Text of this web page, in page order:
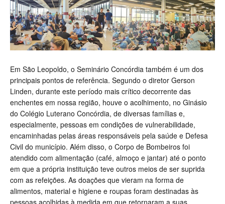
Em São Leopoldo, o Seminário Concórdia também é um dos
principais pontos de referência. Segundo o diretor Gerson
Linden, durante este período mais crítico decorrente das
enchentes em nossa região, houve o acolhimento, no Ginásio
do Colégio Luterano Concórdia, de diversas famílias e,
especialmente, pessoas em condições de vulnerabilidade,
encaminhadas pelas áreas responsáveis pela saúde e Defesa
Civil do município. Além disso, o Corpo de Bombeiros foi
atendido com alimentação (café, almoço e jantar) até o ponto
em que a própria instituição teve outros meios de ser suprida
com as refeições. As doações que vieram na forma de
alimentos, material e higiene e roupas foram destinadas às